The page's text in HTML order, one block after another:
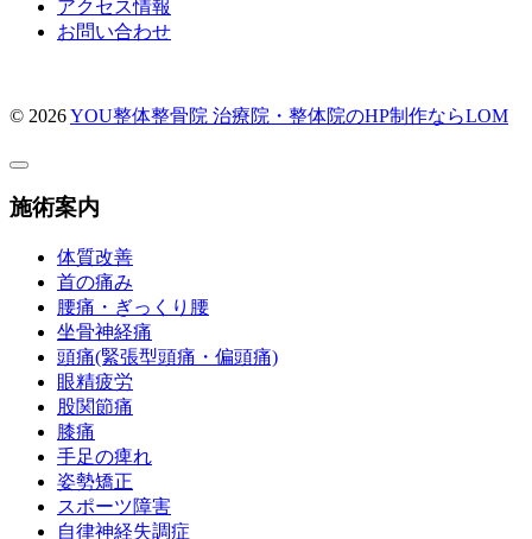
アクセス情報
お問い合わせ
© 2026YOU整体整骨院 治療院・整体院のHP制作ならLOM
施術案内
体質改善
首の痛み
腰痛・ぎっくり腰
坐骨神経痛
頭痛(緊張型頭痛・偏頭痛)
眼精疲労
股関節痛
膝痛
手足の痺れ
姿勢矯正
スポーツ障害
自律神経失調症